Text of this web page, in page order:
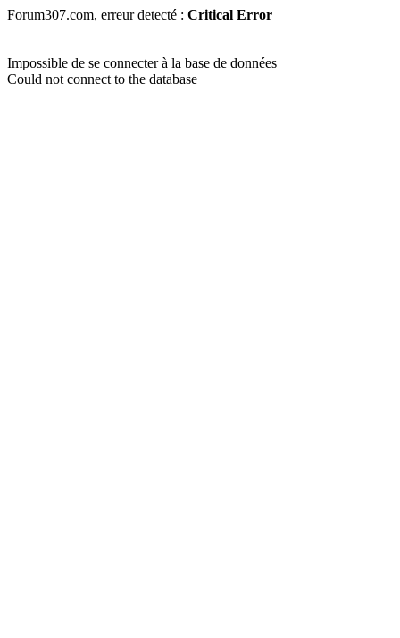
Forum307.com, erreur detecté : Critical Error
Impossible de se connecter à la base de données
Could not connect to the database